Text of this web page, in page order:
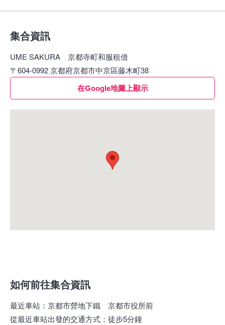
集合資訊
UME SAKURA 京都寺町和服租借
〒604-0992 京都府京都市中京區藤木町38
在Google地圖上顯示
如何前往集合資訊
最近車站 ： 京都市營地下鐵 京都市役所前
從最近車站出發的交通方式 ： 徒步5分鐘